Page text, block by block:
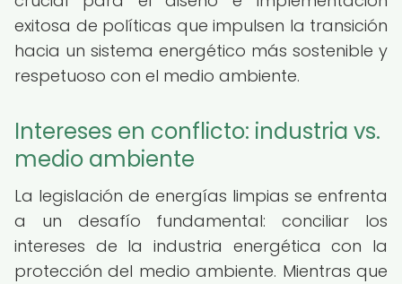
exitosa de políticas que impulsen la transición
hacia un sistema energético más sostenible y
respetuoso con el medio ambiente.
Intereses en conflicto: industria vs.
medio ambiente
La legislación de energías limpias se enfrenta
a un desafío fundamental: conciliar los
intereses de la industria energética con la
protección del medio ambiente. Mientras que